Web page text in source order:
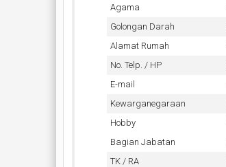
Agama
Golongan Darah
Alamat Rumah
No. Telp. / HP
E-mail
Kewarganegaraan
Hobby
Bagian Jabatan
TK / RA